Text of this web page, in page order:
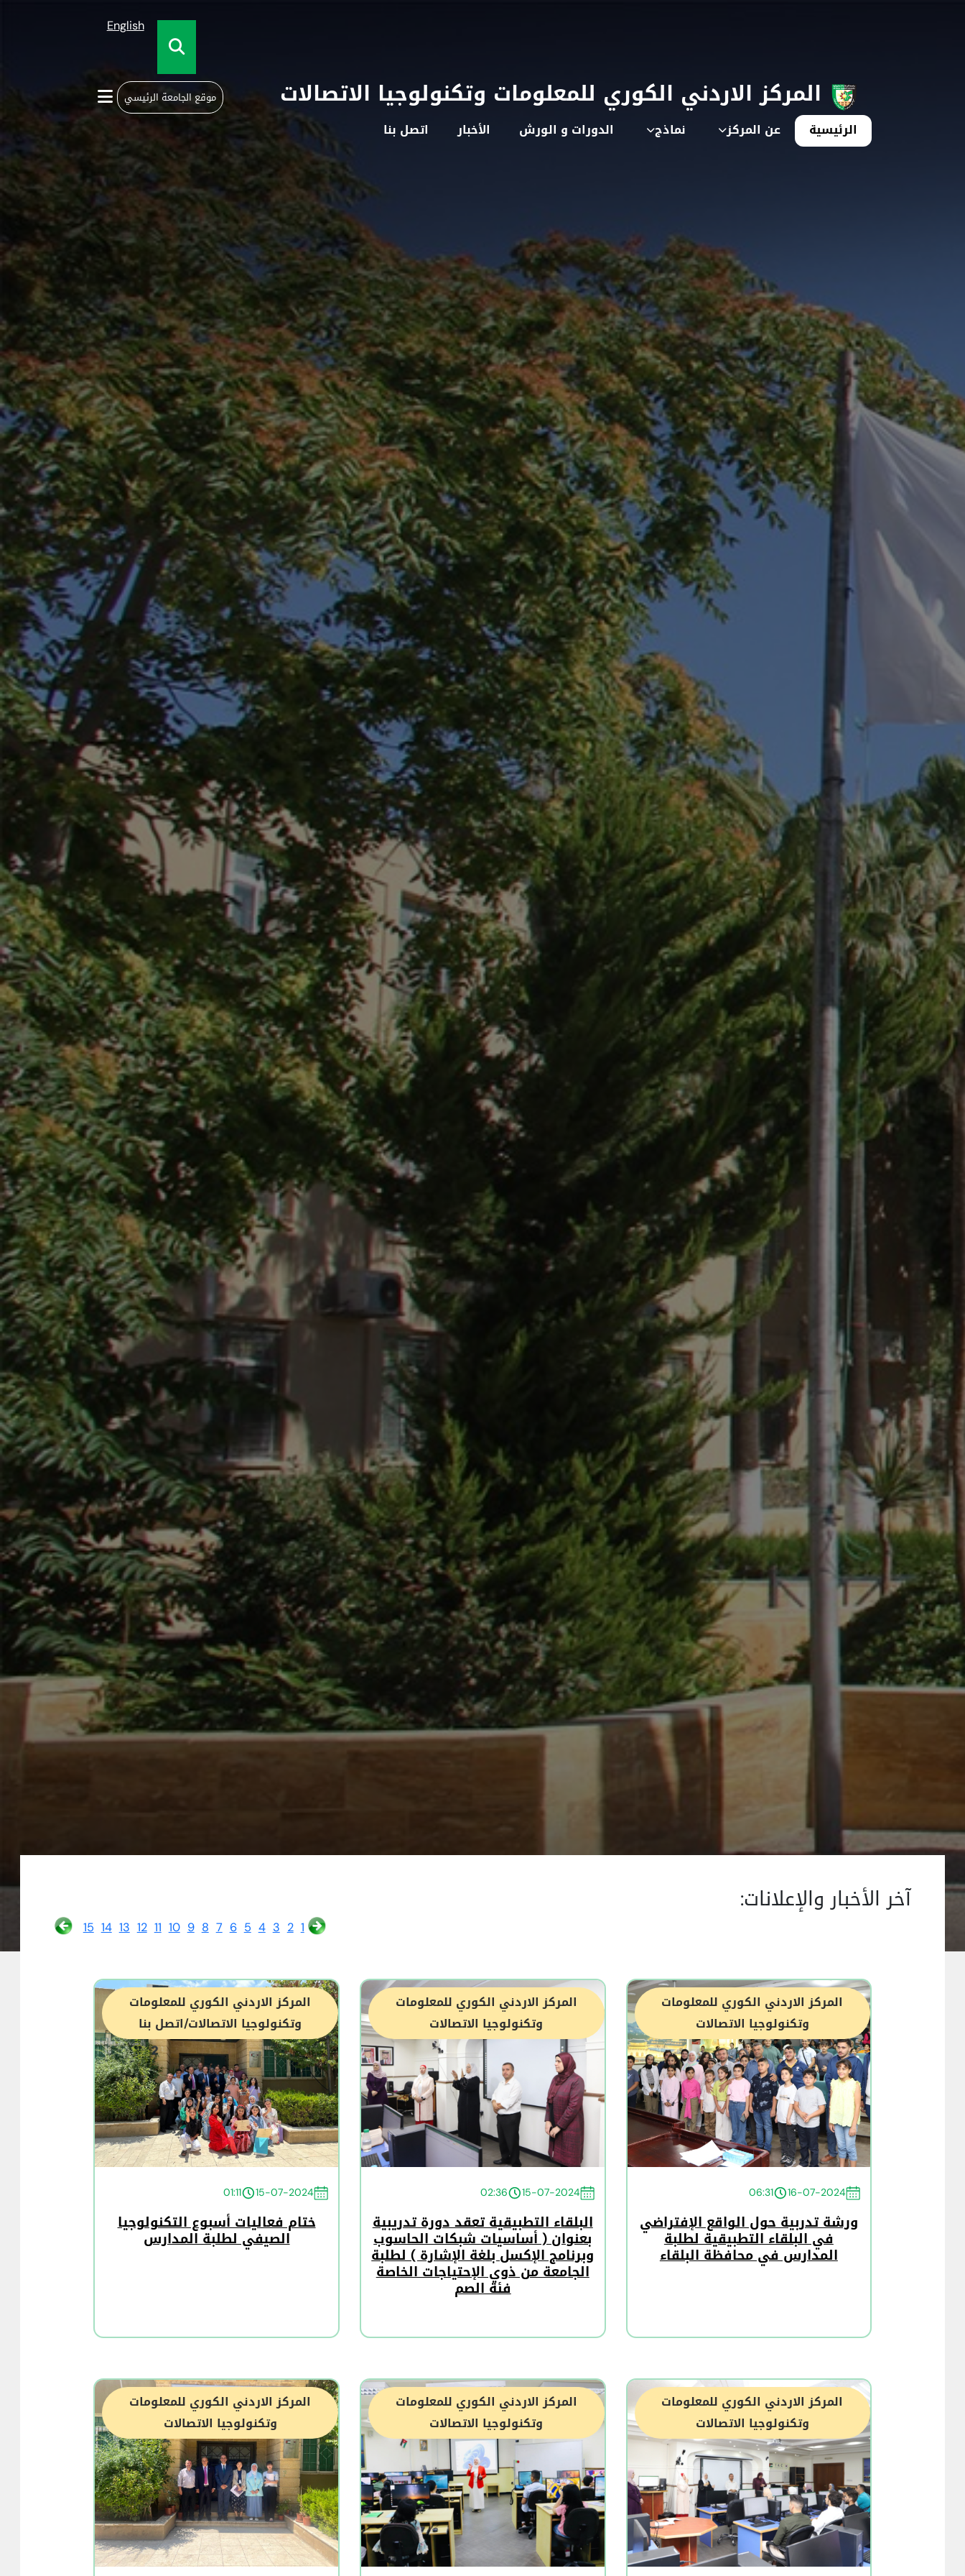
English
المركز الاردني الكوري للمعلومات وتكنولوجيا الاتصالات موقع الجامعة الرئيسي
الرئيسية عن المركز نماذج الدورات و الورش الأخبار اتصل بنا
آخر الأخبار والإعلانات:
1
2
3
4
5
6
7
8
9
10
11
12
13
14
15
المركز الاردني الكوري للمعلومات
وتكنولوجيا الاتصالات
16-07-2024
06:31
ورشة تدربية حول الواقع الإفتراضي
في البلقاء التطبيقية لطلبة
المدارس في محافظة البلقاء
المركز الاردني الكوري للمعلومات
وتكنولوجيا الاتصالات
15-07-2024
02:36
البلقاء التطبيقية تعقد دورة تدريبية
بعنوان ( أساسيات شبكات الحاسوب
وبرنامج الإكسل بلغة الإشارة ) لطلبة
الجامعة من ذوي الإحتياجات الخاصة
فئة الصم
المركز الاردني الكوري للمعلومات
وتكنولوجيا الاتصالات/اتصل بنا
15-07-2024
01:11
ختام فعاليات أسبوع التكنولوجيا
الصيفي لطلبة المدارس
المركز الاردني الكوري للمعلومات
وتكنولوجيا الاتصالات
المركز الاردني الكوري للمعلومات
وتكنولوجيا الاتصالات
المركز الاردني الكوري للمعلومات
وتكنولوجيا الاتصالات